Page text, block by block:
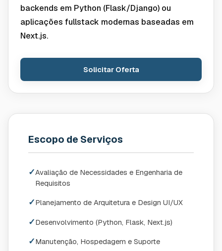
backends em Python (Flask/Django) ou
aplicações fullstack modernas baseadas em
Next.js.
Solicitar Oferta
Escopo de Serviços
✓Avaliação de Necessidades e Engenharia de
Requisitos
✓Planejamento de Arquitetura e Design UI/UX
✓Desenvolvimento (Python, Flask, Next.js)
✓Manutenção, Hospedagem e Suporte